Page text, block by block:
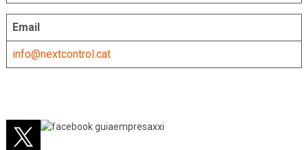
Email
info@nextcontrol.cat